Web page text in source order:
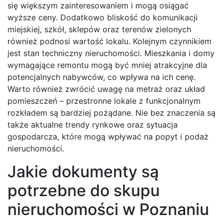
się większym zainteresowaniem i mogą osiągać
wyższe ceny. Dodatkowo bliskość do komunikacji
miejskiej, szkół, sklepów oraz terenów zielonych
również podnosi wartość lokalu. Kolejnym czynnikiem
jest stan techniczny nieruchomości. Mieszkania i domy
wymagające remontu mogą być mniej atrakcyjne dla
potencjalnych nabywców, co wpływa na ich cenę.
Warto również zwrócić uwagę na metraż oraz układ
pomieszczeń – przestronne lokale z funkcjonalnym
rozkładem są bardziej pożądane. Nie bez znaczenia są
także aktualne trendy rynkowe oraz sytuacja
gospodarcza, które mogą wpływać na popyt i podaż
nieruchomości.
Jakie dokumenty są
potrzebne do skupu
nieruchomości w Poznaniu